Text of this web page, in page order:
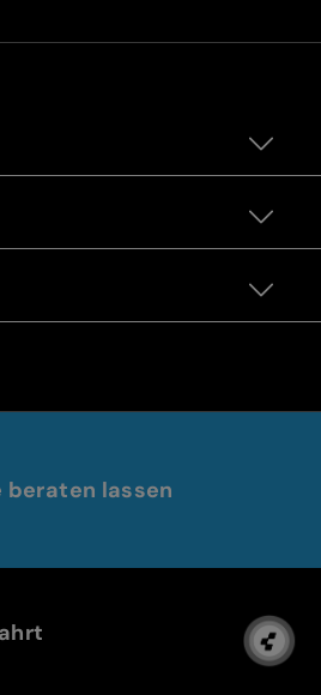
beraten lassen